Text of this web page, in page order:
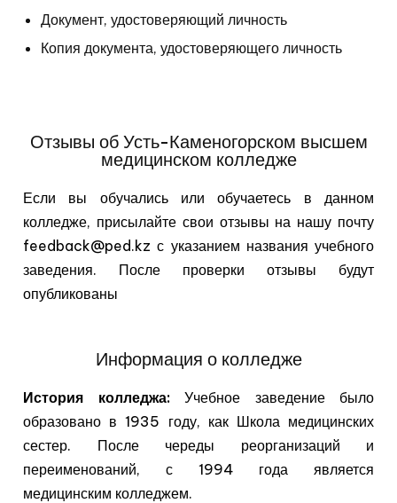
Документ, удостоверяющий личность
Копия документа, удостоверяющего личность
Отзывы об Усть-Каменогорском высшем
медицинском колледже
Если вы обучались или обучаетесь в данном
колледже, присылайте свои отзывы на нашу почту
feedback@ped.kz с указанием названия учебного
заведения. После проверки отзывы будут
опубликованы
Информация о колледже
История колледжа:Учебное заведение было
образовано в 1935 году, как Школа медицинских
сестер. После череды реорганизаций и
переименований, с 1994 года является
медицинским колледжем.